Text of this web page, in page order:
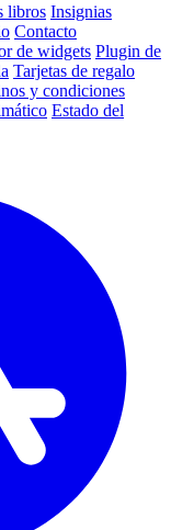
libros Insignias
Contacto
de widgets Plugin de
Tarjetas de regalo
y condiciones
Estado del